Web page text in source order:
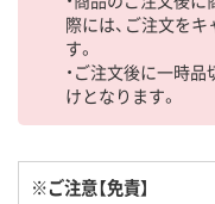
際には、ご注文を
す。
・ご注文後に一時
けとなります。
※ご注意【免責】